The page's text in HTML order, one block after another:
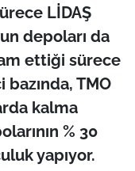
LİDAŞ
depoları da
ettiği sürece
TMO
kalma
% 30
yapıyor.